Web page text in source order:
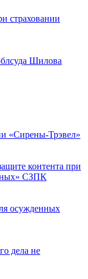
страховании
Шилова
«Сирены-Трэвел»
контента при
СЗПК
осужденных
дела не